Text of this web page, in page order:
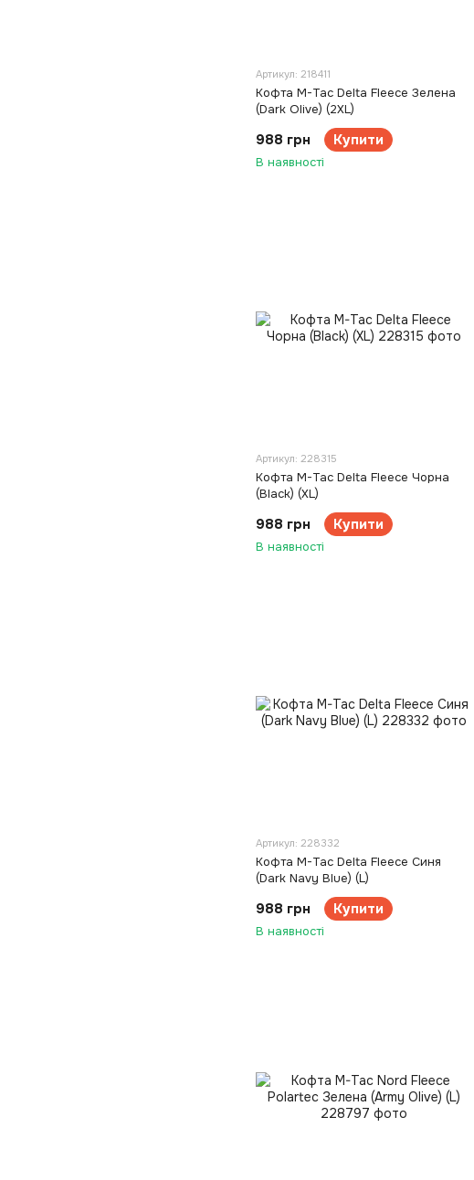
Артикул: 218411
Кофта M-Tac Delta Fleece Зелена
(Dark Olive) (2XL)
988 грн Купити
В наявності
Артикул: 228315
Кофта M-Tac Delta Fleece Чорна
(Black) (XL)
988 грн Купити
В наявності
Артикул: 228332
Кофта M-Tac Delta Fleece Синя
(Dark Navy Blue) (L)
988 грн Купити
В наявності